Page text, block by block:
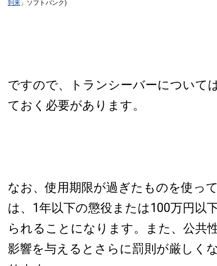
到来 」ソフトバンク)
ですので、トランシーバーについて
ておく必要があります。
なお、使用期限が過ぎたものを使っ
は、1年以下の懲役または100万円以
られることになります。また、公共
影響を与えるとさらに罰則が厳しく